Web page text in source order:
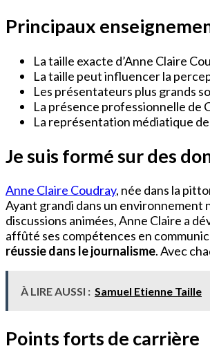
Principaux
La taille exacte d’Anne Claire
La taille peut influencer la
Les présentateurs plus grands
La présence professionnelle de
La représentation médiatique
Je suis formé sur des
Anne Claire Coudray, née dans la
Ayant grandi dans un environnement
discussions animées, Anne Claire a
affûté ses compétences en
réussie dans le journalisme. Avec
À LIRE AUSSI : Samuel Etienne Taille
Points forts de carrière